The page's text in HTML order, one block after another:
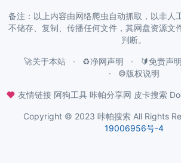
备注：以上内容由网络爬虫自动抓取，以非人
不储存、复制、传播任何文件，其网盘资源文
判断。
🚀关于本站 ♻️净网声明 🔰免责声明
©️版权说明
友情链接 阿狗工具 咔帕分享网 皮卡搜索
Copyright © 2023 咔帕搜索 All Rights
19006956号-4